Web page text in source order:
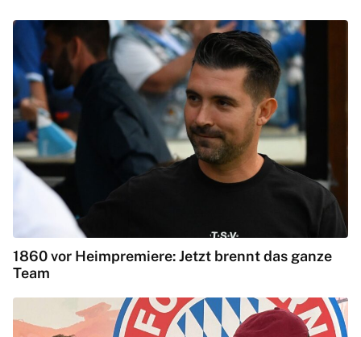
1860 vor Heimpremiere: Jetzt brennt das ganze
Team